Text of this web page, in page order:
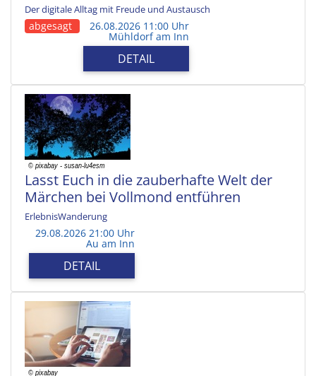
Der digitale Alltag mit Freude und Austausch
abgesagt 26.08.2026 11:00 Uhr
Mühldorf am Inn
DETAIL
Lasst Euch in die zauberhafte Welt der
Märchen bei Vollmond entführen
ErlebnisWanderung
29.08.2026 21:00 Uhr
Au am Inn
DETAIL